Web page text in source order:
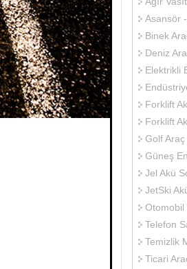
Asansör
Binek
Deniz
Elektrikli
Forklift
Forklift
Golf
Güneş
Jel Akü
JetSki
Otomobil
Telefon
Temizlik
Ticari